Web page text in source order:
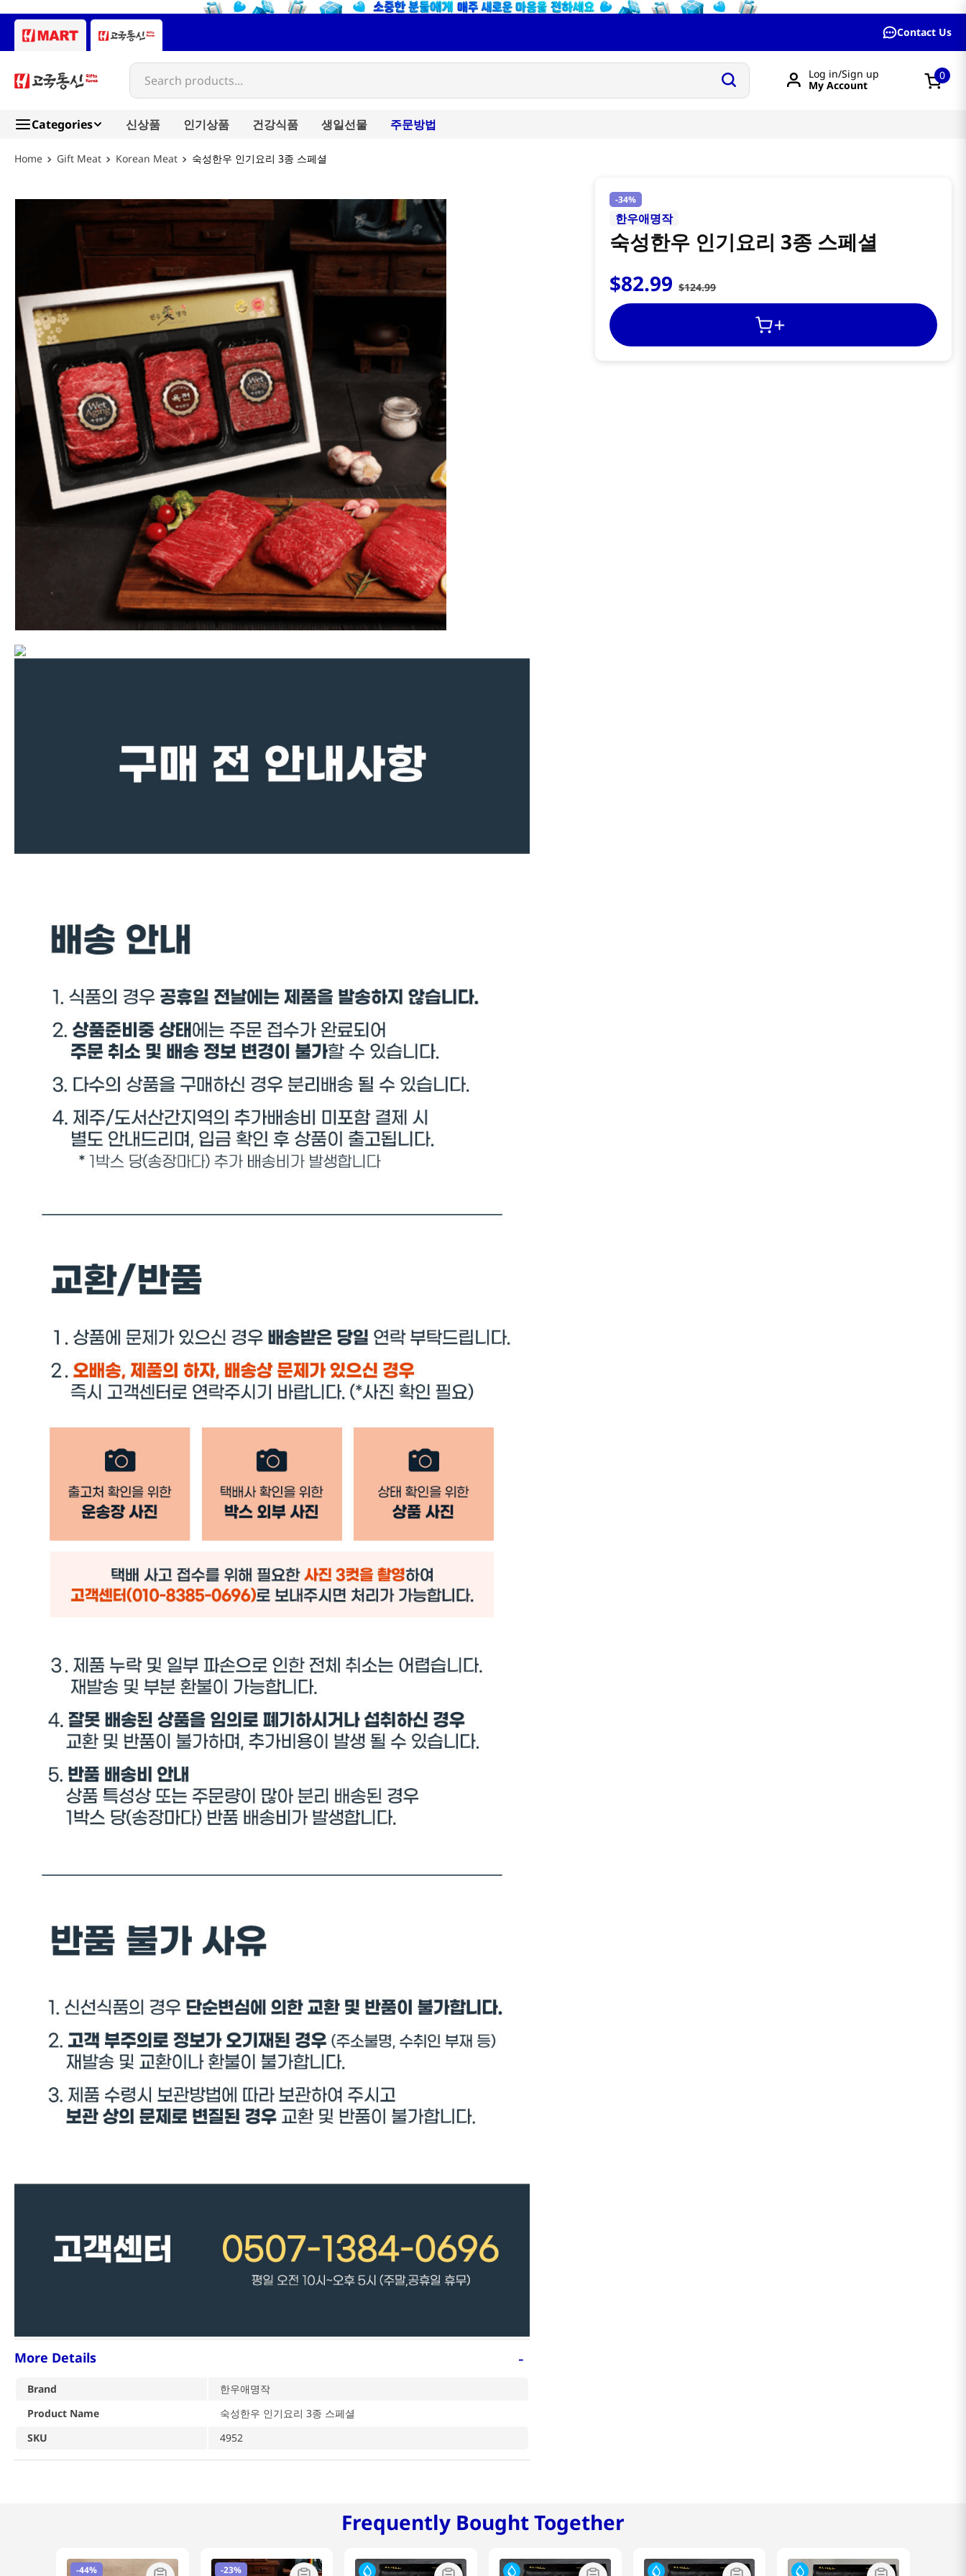
Contact Us
Search products...
Log in/Sign up
My Account
0
Categories 신상품 인기상품 건강식품 생일선물 주문방법
Gift Meat Korean Meat 숙성한우 인기요리 3종 스페셜
-34%
한우애명작
숙성한우 인기요리 3종 스페셜
$82.99 $124.99
More Details -
Brand
한우애명작
Product Name
숙성한우 인기요리 3종 스페셜
SKU
4952
Frequently Bought Together
-44% -23%